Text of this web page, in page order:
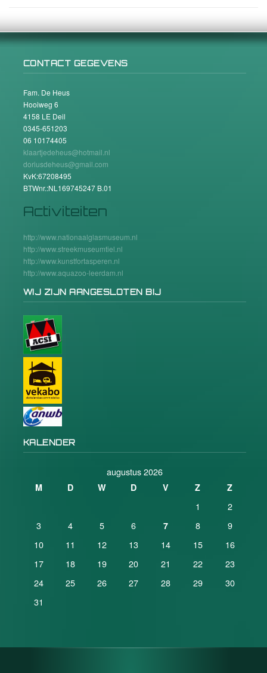
CONTACT GEGEVENS
Fam. De Heus
Hooiweg 6
4158 LE Deil
0345-651203
06 10174405
klaartjedeheus@hotmail.nl
doriusdeheus@gmail.com
KvK:67208495
BTWnr.:NL169745247 B.01
Activiteiten
http://www.nationaalglasmuseum.nl
http://www.streekmuseumtiel.nl
http://www.kunstfortasperen.nl
http://www.aquazoo-leerdam.nl
WIJ ZIJN AANGESLOTEN BIJ
KALENDER
augustus 2026
M D W D V Z Z
1
2
3
4 5 6 7 8
9
10
11 12 13 14 15
16
17
18 19 20 21 22
23
24
25 26 27 28 29
30
31